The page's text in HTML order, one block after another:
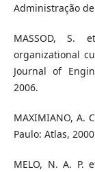
Administração
MASSOD, S.
organizational
Journal of
2006.
MAXIMIANO, A.
Paulo: Atlas,
MELO, N. A. P.